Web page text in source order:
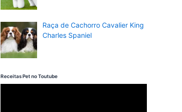
Raça de Cachorro Cavalier King
Charles Spaniel
Receitas Pet no Toutube